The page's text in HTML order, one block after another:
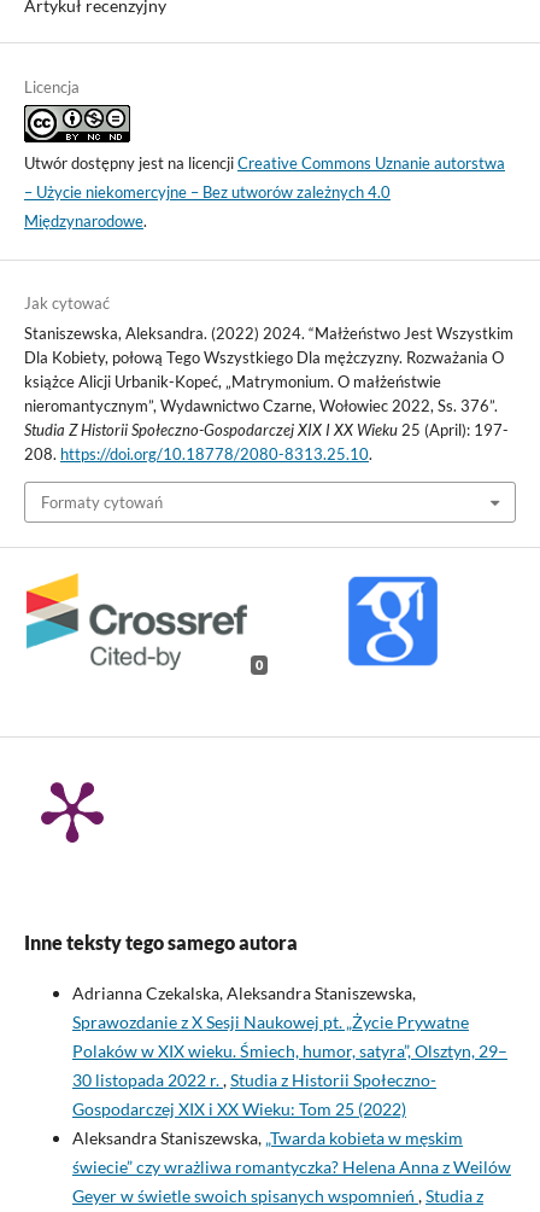
Artykuł recenzyjny
Licencja
Utwór dostępny jest na licencjiCreative Commons Uznanie autorstwa
– Użycie niekomercyjne – Bez utworów zależnych 4.0
Międzynarodowe.
Jak cytować
Staniszewska, Aleksandra. (2022) 2024. “Małżeństwo Jest Wszystkim
Dla Kobiety, połową Tego Wszystkiego Dla mężczyzny. Rozważania O
książce Alicji Urbanik-Kopeć, „Matrymonium. O małżeństwie
nieromantycznym”, Wydawnictwo Czarne, Wołowiec 2022, Ss. 376”.
Studia Z Historii Społeczno-Gospodarczej XIX I XX Wieku25 (April): 197-
208. https://doi.org/10.18778/2080-8313.25.10.
Formaty cytowań
0
Inne teksty tego samego autora
Adrianna Czekalska, Aleksandra Staniszewska,
Sprawozdanie z X Sesji Naukowej pt. „Życie Prywatne
Polaków w XIX wieku. Śmiech, humor, satyra”, Olsztyn, 29–
30 listopada 2022 r.,Studia z Historii Społeczno-
Gospodarczej XIX i XX Wieku: Tom 25 (2022)
Aleksandra Staniszewska, „Twarda kobieta w męskim
świecie” czy wrażliwa romantyczka? Helena Anna z Weilów
Geyer w świetle swoich spisanych wspomnień ,Studia z